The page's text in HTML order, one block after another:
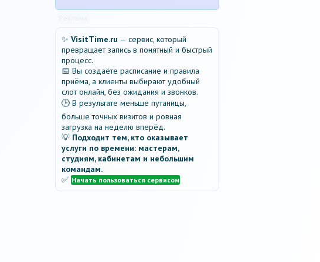
✨ VisitTime.ru — сервис, который
превращает запись в понятный и быстрый
процесс.
📅 Вы создаёте расписание и правила
приёма, а клиенты выбирают удобный
слот онлайн, без ожидания и звонков.
🕒 В результате меньше путаницы,
больше точных визитов и ровная
загрузка на неделю вперёд.
💡 Подходит тем, кто оказывает
услуги по времени: мастерам,
студиям, кабинетам и небольшим
командам.
✅ Начать пользоваться сервисом